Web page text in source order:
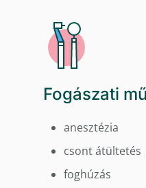
Fogászati
anesztézia
csont átültetés
foghúzás